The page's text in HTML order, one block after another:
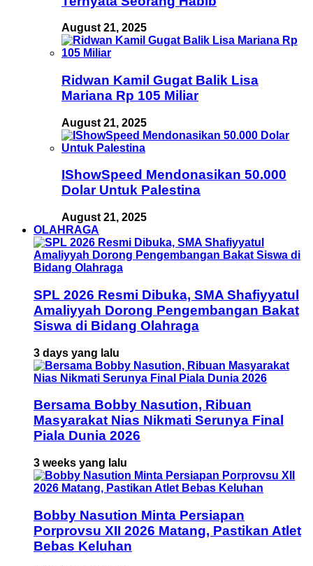
August 21, 2025
Ridwan Kamil Gugat Balik Lisa
Mariana Rp 105 Miliar
August 21, 2025
IShowSpeed Mendonasikan 50.000
Dolar Untuk Palestina
August 21, 2025
OLAHRAGA
SPL 2026 Resmi Dibuka, SMA Shafiyyatul
Amaliyyah Dorong Pengembangan Bakat
Siswa di Bidang Olahraga
3 days yang lalu
Bersama Bobby Nasution, Ribuan
Masyarakat Nias Nikmati Serunya Final
Piala Dunia 2026
3 weeks yang lalu
Bobby Nasution Minta Persiapan
Porprovsu XII 2026 Matang, Pastikan Atlet
Bebas Keluhan